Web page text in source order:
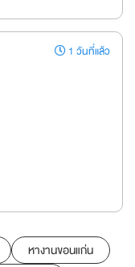
1 วันที่แล้ว
หางานขอนแก่น